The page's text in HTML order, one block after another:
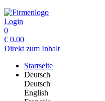
Login
0
€ 0.00
Direkt zum Inhalt
Startseite
Deutsch
Deutsch
English